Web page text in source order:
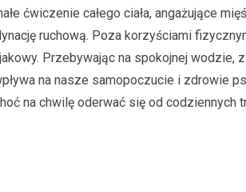
ćwiczenie całego ciała, angażujące
ruchową. Poza korzyściami
Przebywając na spokojnej wodzie,
na nasze samopoczucie i zdrowie
na chwilę oderwać się od codziennych